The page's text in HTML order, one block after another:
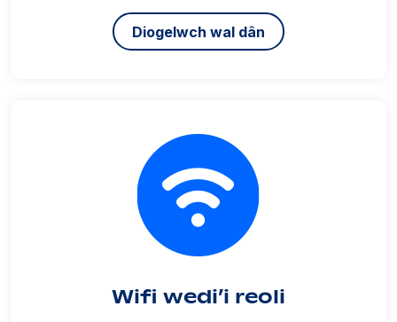
Diogelwch wal dân
Wifi wedi’i reoli